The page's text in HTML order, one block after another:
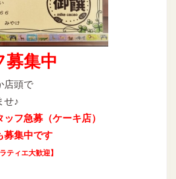
募集中
店頭で
せ♪
ッフ急募（ケーキ店）
募集中です
ティエ大歓迎】